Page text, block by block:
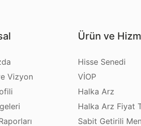
Vizyon
Ürün ve
Hisse Senedi
VİOP
Halka Arz
Halka Arz Fiyat
Sabit Getirili